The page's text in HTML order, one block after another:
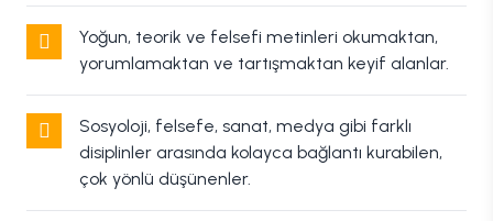
Yoğun, teorik ve felsefi metinleri okumaktan,
yorumlamaktan ve tartışmaktan keyif alanlar.
Sosyoloji, felsefe, sanat, medya gibi farklı
disiplinler arasında kolayca bağlantı kurabilen,
çok yönlü düşünenler.